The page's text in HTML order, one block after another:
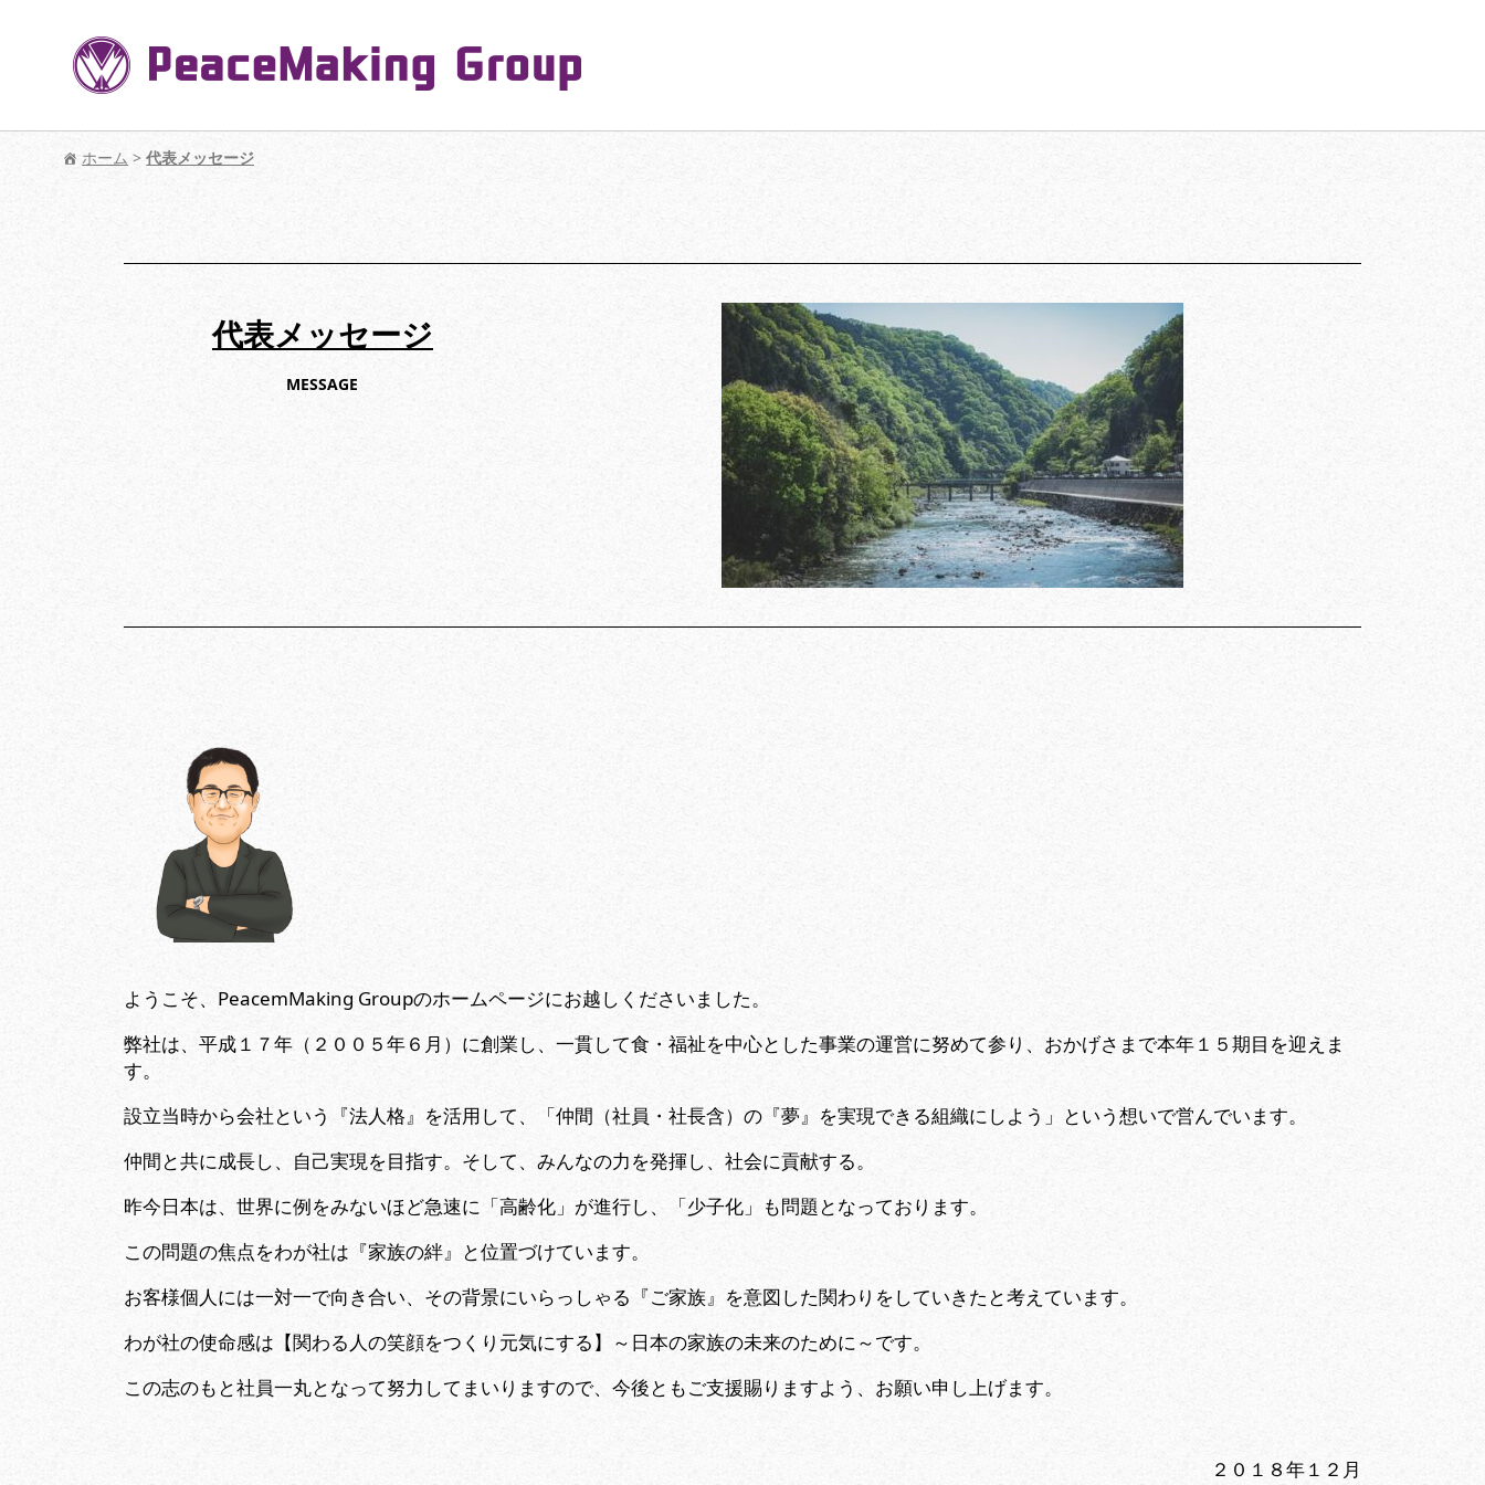
【公式】PeaceMaking Groupはお客様には一対一で向き合い、ご家族を意図したコミュニケーションを大切にし【家族の絆】に寄り添います。
ホーム >代表メッセージ
代表メッセージ
MESSAGE
ようこそ、PeacemMaking Groupのホームページにお越しくださいました。
弊社は、平成１７年（２００５年６月）に創業し、一貫して食・福祉を中心とした事業の運営に努めて参り、おかげさまで本年１５期目を迎えま
す。
設立当時から会社という『法人格』を活用して、「仲間（社員・社長含）の『夢』を実現できる組織にしよう」という想いで営んでいます。
仲間と共に成長し、自己実現を目指す。そして、みんなの力を発揮し、社会に貢献する。
昨今日本は、世界に例をみないほど急速に「高齢化」が進行し、「少子化」も問題となっております。
この問題の焦点をわが社は『家族の絆』と位置づけています。
お客様個人には一対一で向き合い、その背景にいらっしゃる『ご家族』を意図した関わりをしていきたと考えています。
わが社の使命感は【関わる人の笑顔をつくり元気にする】～日本の家族の未来のために～です。
この志のもと社員一丸となって努力してまいりますので、今後ともご支援賜りますよう、お願い申し上げます。
２０１８年１２月